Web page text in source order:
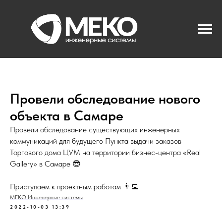
Провели обследование нового
объекта в Самаре
Провели обследование существующих инженерных
коммуникаций для будущего Пункта выдачи заказов
Торгового дома ЦУМ на территории бизнес-центра «Real
Gallery» в Самаре 😎
Приступаем к проектным работам 👨‍💻
МЕКО Инженерные системы
2022-10-03 13:39